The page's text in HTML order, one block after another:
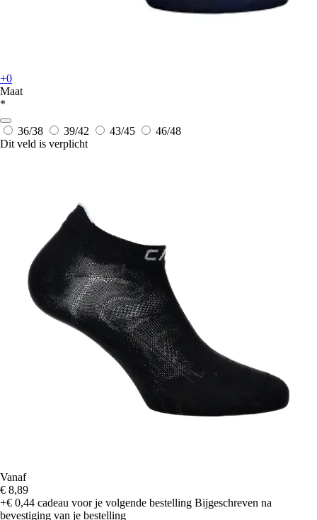
+0
Maat
*
36/38 39/42 43/45
46/48
Dit veld is verplicht
Vanaf
€ 8,89
+€ 0,44 cadeau voor je volgende bestelling Bijgeschreven na
bevestiging van je bestelling